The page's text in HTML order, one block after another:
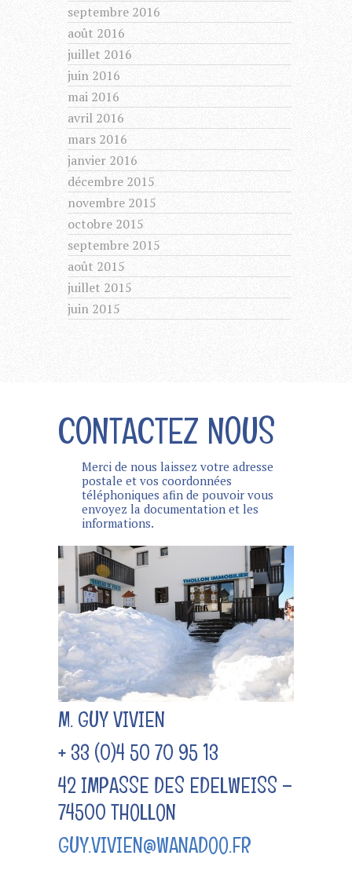
septembre 2016
août 2016
juillet 2016
juin 2016
mai 2016
avril 2016
mars 2016
janvier 2016
décembre 2015
novembre 2015
octobre 2015
septembre 2015
août 2015
juillet 2015
juin 2015
CONTACTEZ NOUS
Merci de nous laissez votre adresse
postale et vos coordonnées
téléphoniques afin de pouvoir vous
envoyez la documentation et les
informations.
M. GUY VIVIEN
+ 33 (0)4 50 70 95 13
42 IMPASSE DES EDELWEISS –
74500 THOLLON
GUY.VIVIEN@WANADOO.FR